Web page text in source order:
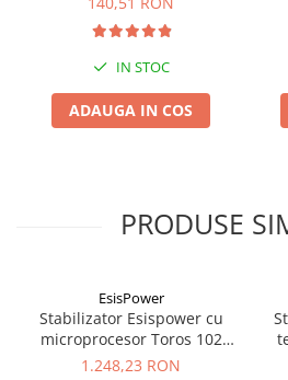
IN STOC
ADAUGA IN COS
PRODUSE
EsisPower
Stabilizator Esispower cu
microprocesor Toros 102
Mono Phase 2kVA
1.248,23 RON